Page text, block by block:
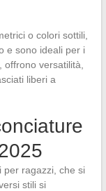
o colori sottili,
e sono ideali per i
versatilità,
liberi a
per ragazzi, che si
stili si